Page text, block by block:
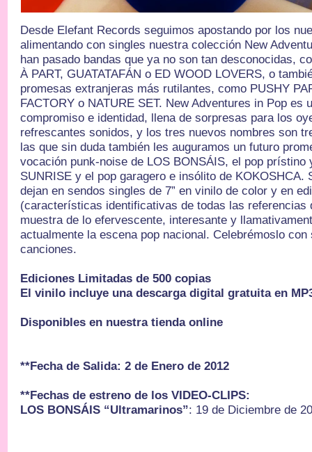
Desde Elefant Records seguimos apostando por los
alimentando con singles nuestra colección New
han pasado bandas que ya no son tan desconocidas,
À PART, GUATATAFÁN o ED WOOD LOVERS, o
promesas extranjeras más rutilantes, como PUSHY
FACTORY o NATURE SET. New Adventures in Pop es
compromiso e identidad, llena de sorpresas para los
refrescantes sonidos, y los tres nuevos nombres son
las que sin duda también les auguramos un futuro
vocación punk-noise de LOS BONSÁIS, el pop prístino
SUNRISE y el pop garagero e insólito de KOKOSHCA.
dejan en sendos singles de 7” en vinilo de color y en
(características identificativas de todas las referencias
muestra de lo efervescente, interesante y
actualmente la escena pop nacional. Celebrémoslo
canciones.
Ediciones Limitadas de 500 copias
El vinilo incluye una descarga digital gratuita en
Disponibles en nuestra tienda online
**Fecha de Salida: 2 de Enero de 2012
**Fechas de estreno de los VIDEO-CLIPS:
LOS BONSÁIS “Ultramarinos”: 19 de Diciembre de